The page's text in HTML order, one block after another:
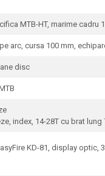
MTB-HT, marime
arc, cursa 100 mm,
disc
index, 14-28T cu brat
KD-81, display optic,